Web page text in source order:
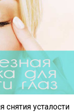
снятия усталости